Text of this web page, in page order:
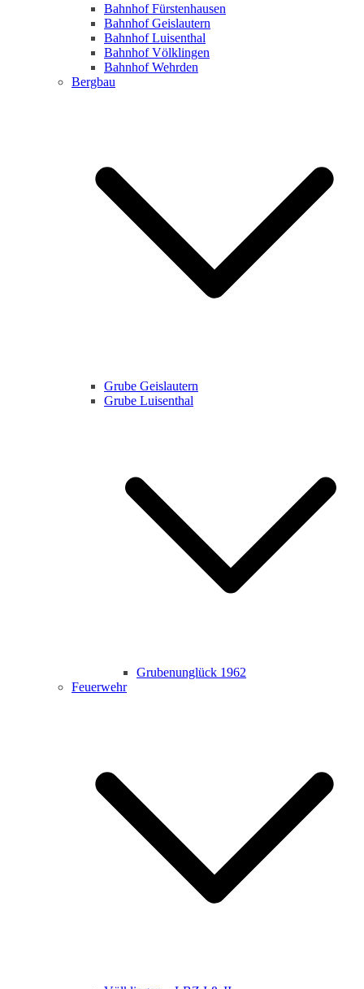
Bahnhof Fürstenhausen
Bahnhof Geislautern
Bahnhof Luisenthal
Bahnhof Völklingen
Bahnhof Wehrden
Bergbau
Grube Geislautern
Grube Luisenthal
Grubenunglück 1962
Feuerwehr